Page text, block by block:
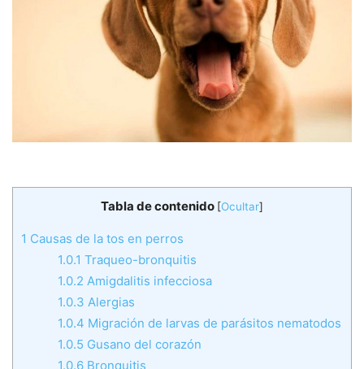
Tabla de contenido [Ocultar]
1 Causas de la tos en perros
1.0.1 Traqueo-bronquitis
1.0.2 Amigdalitis infecciosa
1.0.3 Alergias
1.0.4 Migración de larvas de parásitos nematodos
1.0.5 Gusano del corazón
1.0.6 Bronquitis